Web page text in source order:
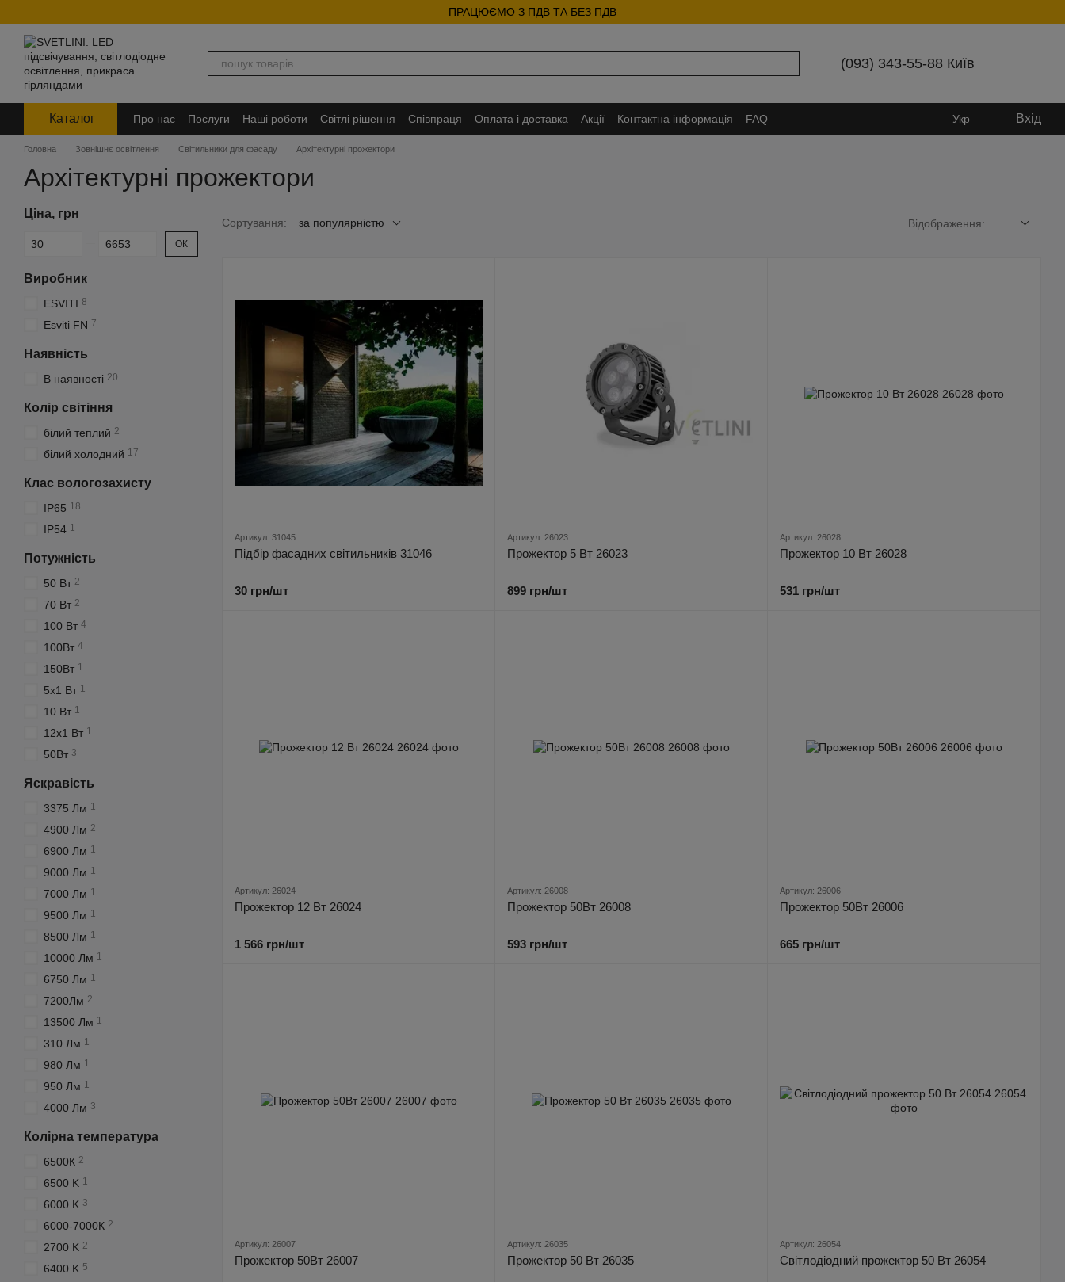
ПРАЦЮЄМО З ПДВ ТА БЕЗ ПДВ
(093) 343-55-88 Київ
Каталог Про нас Послуги Наші роботи Світлі рішення Співпраця Оплата і доставка Акції Контактна інформація FAQ Укр Вхід
Головна Зовнішнє освітлення Світильники для фасаду Архітектурні прожектори
Архітектурні прожектори
Сортування: за популярністю Відображення:
Артикул: 31045
Підбір фасадних світильників 31046
30 грн/шт
Артикул: 26023
Прожектор 5 Вт 26023
899 грн/шт
Артикул: 26028
Прожектор 10 Вт 26028
531 грн/шт
Артикул: 26024
Прожектор 12 Вт 26024
1 566 грн/шт
Артикул: 26008
Прожектор 50Вт 26008
593 грн/шт
Артикул: 26006
Прожектор 50Вт 26006
665 грн/шт
Артикул: 26007
Прожектор 50Вт 26007
Артикул: 26035
Прожектор 50 Вт 26035
Артикул: 26054
Світлодіодний прожектор 50 Вт 26054
Ціна, грн
Від Ціна, грн
До Ціна, грн ОК
Виробник
ESVITI 8
Esviti FN 7
Наявність
В наявності 20
Колір світіння
білий теплий 2
білий холодний 17
Клас вологозахисту
IP65 18
IP54 1
Потужність
50 Вт 2
70 Вт 2
100 Вт 4
100Вт 4
150Вт 1
5х1 Вт 1
10 Вт 1
12х1 Вт 1
50Вт 3
Яскравість
3375 Лм 1
4900 Лм 2
6900 Лм 1
9000 Лм 1
7000 Лм 1
9500 Лм 1
8500 Лм 1
10000 Лм 1
6750 Лм 1
7200Лм 2
13500 Лм 1
310 Лм 1
980 Лм 1
950 Лм 1
4000 Лм 3
Колірна температура
6500К 2
6500 K 1
6000 K 3
6000-7000К 2
2700 K 2
6400 K 5